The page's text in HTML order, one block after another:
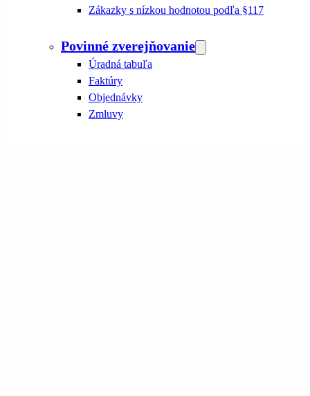
Zákazky s nízkou hodnotou podľa §117
Povinné zverejňovanie
Úradná tabuľa
Faktúry
Objednávky
Zmluvy